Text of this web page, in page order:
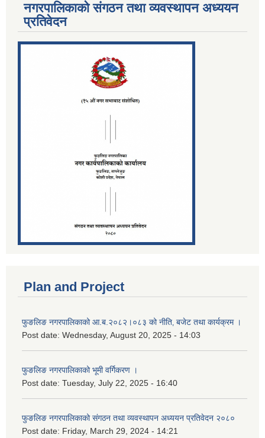
नगरपालिकाको संगठन तथा व्यवस्थापन अध्ययन
प्रतिवेदन
Plan and Project
फुङलिङ नगरपालिकाको आ.ब.२०८२।०८३ को नीति‚ बजेट तथा कार्यक्रम ।
Post date: Wednesday, August 20, 2025 - 14:03
फुङलिङ नगरपालिकाको भूमी वर्गिकरण ।
Post date: Tuesday, July 22, 2025 - 16:40
फुङलिङ नगरपालिकाको संगठन तथा व्यवस्थापन अध्ययन प्रतिवेदन २०८०
Post date: Friday, March 29, 2024 - 14:21